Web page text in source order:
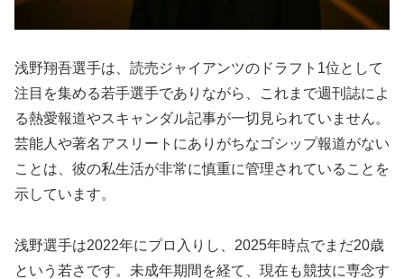
浅野翔吾選手は、読売ジャイアンツのドラフト1位として
注目を集める若手選手でありながら、これまで週刊誌によ
る熱愛報道やスキャンダル記事が一切見られていません。
芸能人や著名アスリートにありがちなゴシップ報道がない
ことは、彼の私生活が非常に慎重に管理されていることを
示しています。
浅野選手は2022年にプロ入りし、2025年時点でまだ20歳
という若さです。未成年期間を経て、現在も競技に専念す